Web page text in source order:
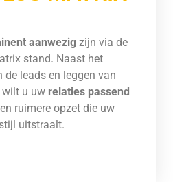
aanwezigzijn via de
stand. Naast het
de leads en leggen van
wilt u uw relaties passend
ruimere opzet die uw
uitstraalt.